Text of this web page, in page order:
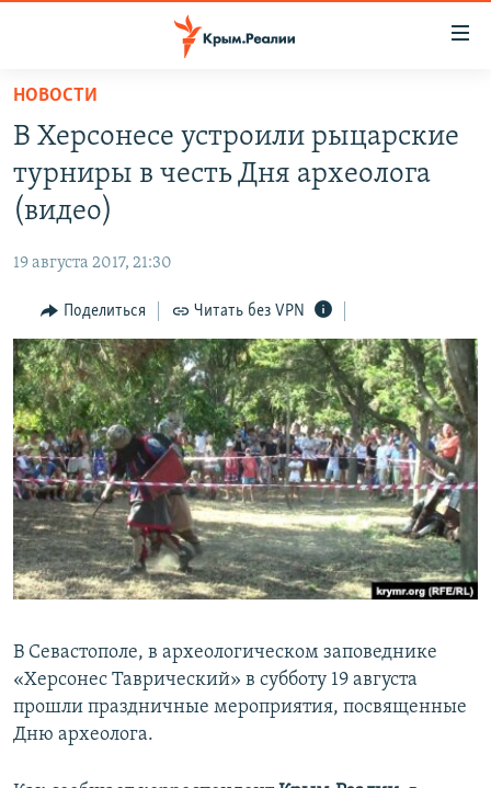
Вернуться
основному
содержанию
Вернутся
главной
навигации
Вернутся
поиску
СПЕЦПРОЕКТЫ
11 ЛЕТ ОККУПАЦИИ КРЫМА. 11 ИСТОРИЙ СОПРОТИВЛЕНИЯ
ВОДА
ЕЩЕ
ИНТЕРАКТИВ
ИНФОГРАФИКА
ТЕЛЕПРОЕКТ КРЫМ.РЕАЛИИ
СОВЕТЫ ПРАВОЗАЩИТНИКОВ
ПРОПАВШИЕ БЕЗ ВЕСТИ
ПОБЕДИТЕЛЕЙ НЕ СУДЯТ?
КРЫМ.НЕПОКОРЕННЫЙ
ELIFBE
РАДІО СВОБОДА
КАК ОБОЙТИ БЛОКИРОВКУ
Українською
Qırımtatar
ПРИСОЕДИНЯЙТЕСЬ!
Все сайты RFE/RL
НОВОСТИ
В Херсонесе устроили рыцарские
турниры в честь Дня археолога
(видео)
19 августа 2017, 21:30
Поделиться Читать без VPN
В Севастополе, в археологическом заповеднике
«Херсонес Таврический» в субботу 19 августа
прошли праздничные мероприятия, посвященные
Дню археолога.